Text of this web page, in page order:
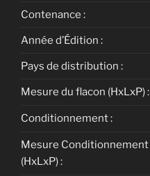
Contenance :
Année d’Édition :
Pays de distribution :
Mesure du flacon (HxLxP) :
Conditionnement :
Mesure Conditionnement
(HxLxP) :